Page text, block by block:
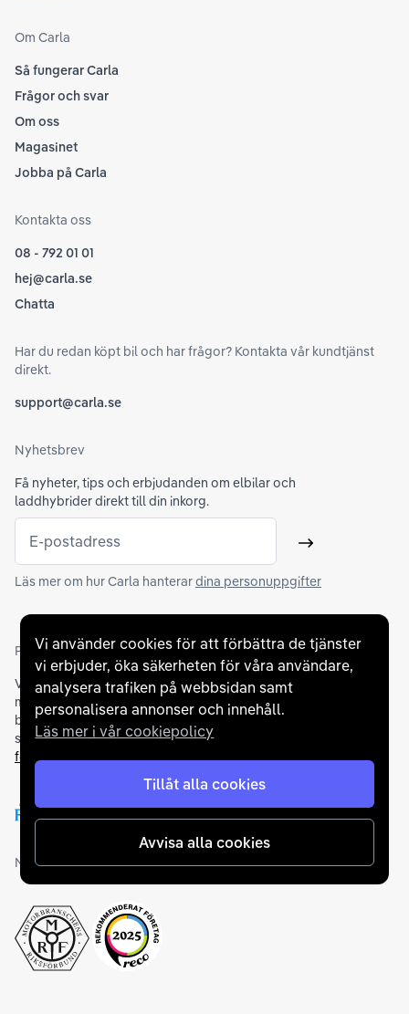
Vi använder cookies för att förbättra de tjänster
vi erbjuder, öka säkerheten för våra användare,
analysera trafiken på webbsidan samt
personalisera annonser och innehåll.
Läs mer i vår cookiepolicy
Tillåt alla cookies
Avvisa alla cookies
Om Carla
Så fungerar Carla
Frågor och svar
Om oss
Magasinet
Jobba på Carla
Kontakta oss
08 - 792 01 01
hej@carla.se
Chatta
Har du redan köpt bil och har frågor? Kontakta vår kundtjänst
direkt.
support@carla.se
Nyhetsbrev
Få nyheter, tips och erbjudanden om elbilar och
laddhybrider direkt till din inkorg.
E-postadress Skicka
Läs mer om hur Carla hanterardina personuppgifter
Partners och betallösningar
Vi samarbetar medflertalet banker för att erbjuda dig bästa
möjliga finansieringslösning och stödjer en rad olika
betalningsmetoder. För att du ska känna dig trygg vid ditt köp
samarbetar vi med Folksam och AutoConcept gällande
försäkringar och garantier.
Medlemskap och utmärkelser